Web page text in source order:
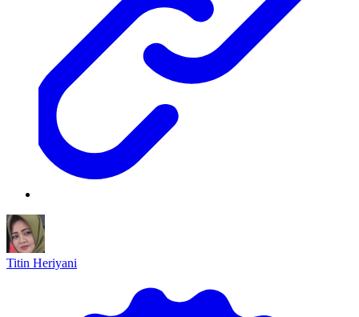
Titin Heriyani